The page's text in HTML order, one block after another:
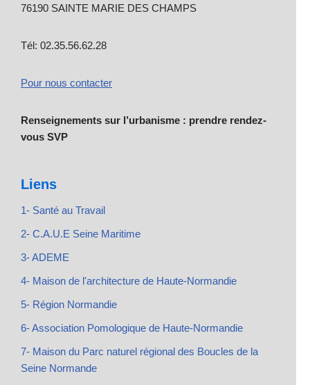
76190 SAINTE MARIE DES CHAMPS
Tél: 02.35.56.62.28
Pour nous contacter
Renseignements sur l’urbanisme : prendre rendez-
vous SVP
Liens
1- Santé au Travail
2- C.A.U.E Seine Maritime
3- ADEME
4- Maison de l'architecture de Haute-Normandie
5- Région Normandie
6- Association Pomologique de Haute-Normandie
7- Maison du Parc naturel régional des Boucles de la
Seine Normande